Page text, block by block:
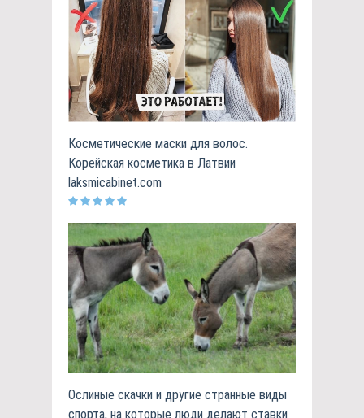
Косметические маски для волос.
Корейская косметика в Латвии
laksmicabinet.com
Ослиные скачки и другие странные виды
спорта, на которые люди делают ставки